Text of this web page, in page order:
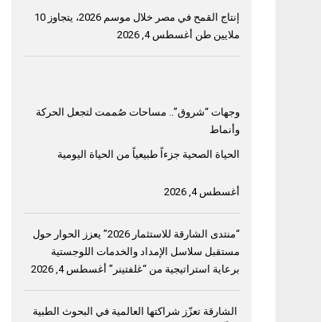
إنتاج القمح في مصر خلال موسم 2026، يتجاوز 10
ملايين طن أغسطس 4, 2026
وجهات “شروق”.. مساحات صُممت لتجعل الحركة
وأنماط
الحياة الصحية جزءاً طبيعياً من الحياة اليومية
أغسطس 4, 2026
“منتدى الشارقة للاستثمار 2026” يعزز الحوار حول
مستقبل سلاسل الإمداد والخدمات اللوجستية
برعاية استراتيجية من “غلفتينر” أغسطس 4, 2026
الشارقة تعزّز شراكتها العالمية في البحوث الطبية